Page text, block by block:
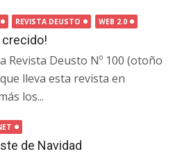
REVISTA DEUSTO WEB 2.0
crecido!
Revista Deusto Nº 100 (otoño
lleva esta revista en
los...
de Navidad